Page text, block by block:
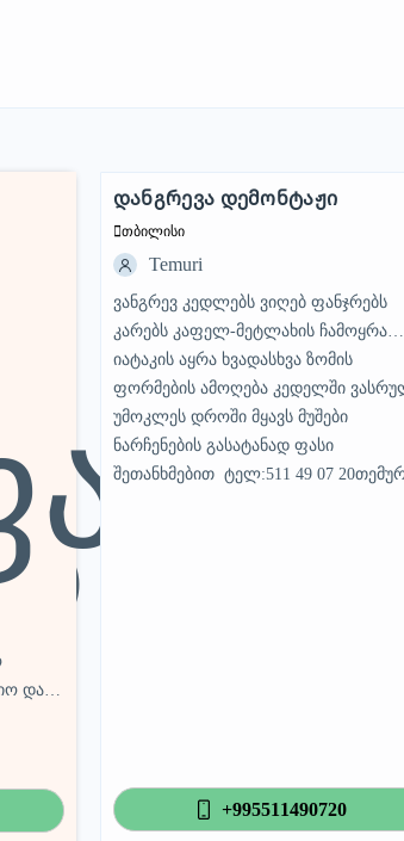
და
STANDARD
დანგრევა დემონტაჟი
+995511490720
თბილისი
Temuri
ვანგრევ კედლებს ვიღებ ფანჯრებს
კარებს კაფელ-მეტლახის ჩამოყრა
იატაკის აყრა ხვადასხვა ზომის
ფორმების ამოღება კედელში
უმოკლეს დროში მყავს მუშები
ნარჩენების გასატანად ფასი
შეთანხმებით ტელ:511 49 07